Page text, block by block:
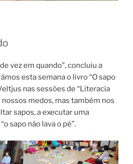
vez em quando”, concluiu a
esta semana o livro “O sapo
nas sessões de “Literacia
nossos medos, mas também nos
sapos, a executar uma
sapo não lava o pé”.